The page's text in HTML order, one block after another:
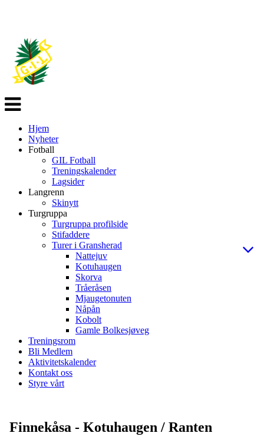
Veksle
navigasjon
Hjem
Nyheter
Fotball
GIL Fotball
Treningskalender
Lagsider
Langrenn
Skinytt
Turgruppa
Turgruppa profilside
Stifaddere
Turer i Gransherad
Nattejuv
Kotuhaugen
Skorva
Tråeråsen
Mjaugetonuten
Nåpån
Kobolt
Gamle Bolkesjøveg
Treningsrom
Bli Medlem
Aktivitetskalender
Kontakt oss
Styre vårt
Finnekåsa - Kotuhaugen / Ranten